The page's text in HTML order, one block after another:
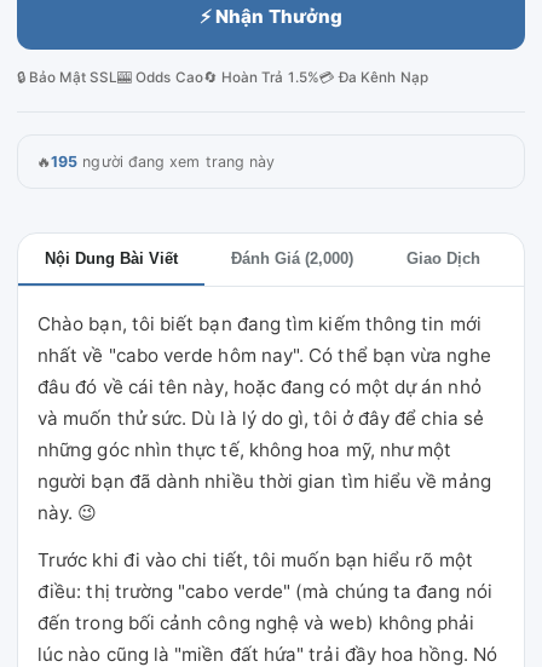
⚡ Nhận Thưởng
🔒 Bảo Mật SSL🎰 Odds Cao🔄 Hoàn Trả 1.5%💳 Đa Kênh Nạp
🔥195 người đang xem trang này
Nội Dung Bài Viết Đánh Giá (2,000) Giao Dịch
Chào bạn, tôi biết bạn đang tìm kiếm thông tin mới
nhất về "cabo verde hôm nay". Có thể bạn vừa nghe
đâu đó về cái tên này, hoặc đang có một dự án nhỏ
và muốn thử sức. Dù là lý do gì, tôi ở đây để chia sẻ
những góc nhìn thực tế, không hoa mỹ, như một
người bạn đã dành nhiều thời gian tìm hiểu về mảng
này. 😉
Trước khi đi vào chi tiết, tôi muốn bạn hiểu rõ một
điều: thị trường "cabo verde" (mà chúng ta đang nói
đến trong bối cảnh công nghệ và web) không phải
lúc nào cũng là "miền đất hứa" trải đầy hoa hồng. Nó